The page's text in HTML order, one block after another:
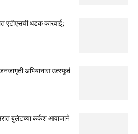
एटीएसची धडक कारवाई;
अभियानास उत्स्फूर्त
बुलेटच्या कर्कश आवाजाने